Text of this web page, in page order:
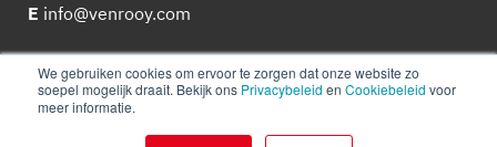
We gebruiken cookies om ervoor te zorgen dat onze website zo
soepel mogelijk draait. Bekijk ons Privacybeleid en Cookiebeleid voor
meer informatie.
E info@venrooy.com